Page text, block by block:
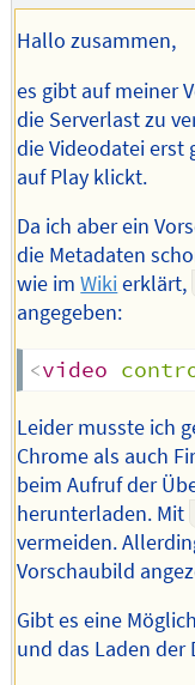
Hallo zusammen,
es gibt auf meiner
die Serverlast zu
die Videodatei erst
auf Play klickt.
Da ich aber ein
die Metadaten
wie imWikierklärt,
angegeben:
<video
Leider musste ich
Chrome als auch
beim Aufruf der
herunterladen. Mit
vermeiden.
Vorschaubild
Gibt es eine
und das Laden der